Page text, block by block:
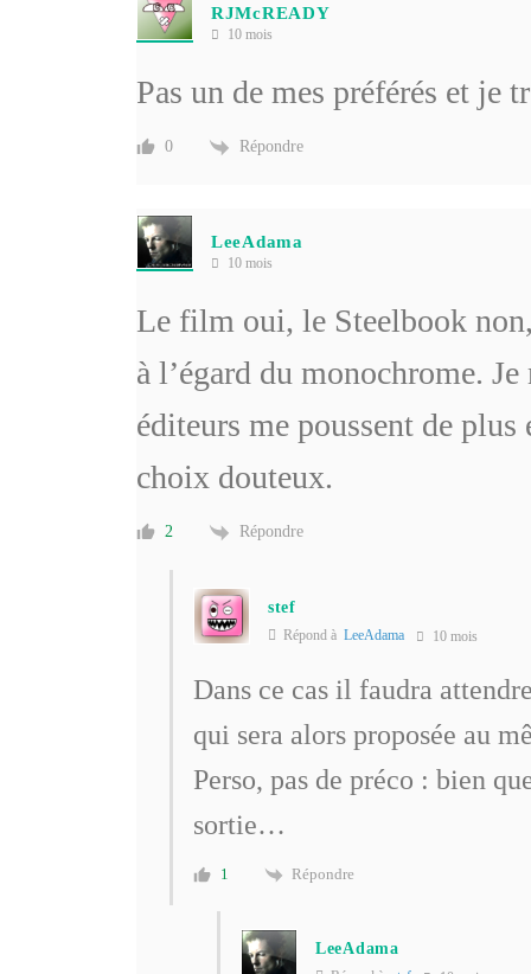
RJMcREADY
10 mois
Pas un de mes préférés et je
0 Répondre
LeeAdama
10 mois
Le film oui, le Steelbook
à l’égard du monochrome.
éditeurs me poussent de
choix douteux.
2 Répondre
stef
Répond à LeeAdama 10 mois
Dans ce cas il faudra
qui sera alors proposée au
Perso, pas de préco : bien
sortie…
1 Répondre
LeeAdama